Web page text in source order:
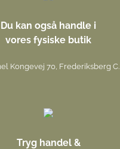
Du kan også handle i
vores fysiske butik
Kongevej 70, Frederiksberg C.
Tryg handel &